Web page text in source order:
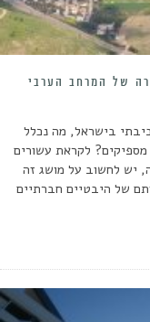
של המרחב הערבי
בישראל, מה נכלל
לקראת עשורים
יש לחשוב על מושג זה
של היבטיים חברתיים